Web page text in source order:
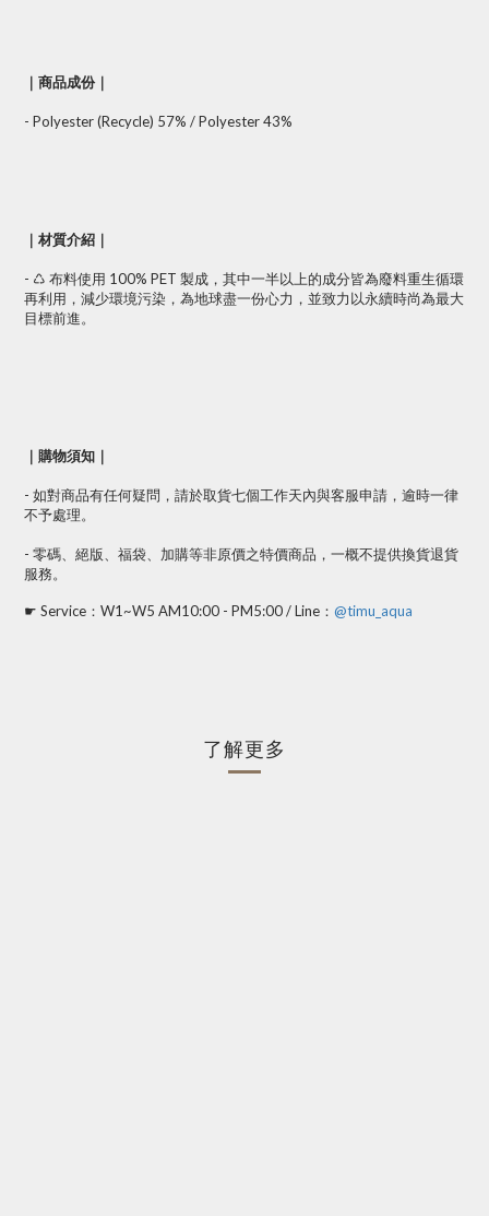
｜商品成份｜
- Polyester (Recycle) 57% / Polyester 43%
｜材質介紹｜
- ♺ 布料使用 100% PET 製成，其中一半以上的成分皆為廢料重生循環
再利用，減少環境污染，為地球盡一份心力，並致力以永續時尚為最大
目標前進。
｜購物須知｜
- 如對商品有任何疑問，請於取貨七個工作天內與客服申請，逾時一律
不予處理。
- 零碼、絕版、福袋、加購等非原價之特價商品，一概不提供換貨退貨
服務。
☛ Service：W1~W5 AM10:00 - PM5:00 / Line： @timu_aqua
了解更多